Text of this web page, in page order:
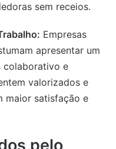
sem receios.
Empresas
apresentar um
colaborativo e
valorizados e
maior satisfação e